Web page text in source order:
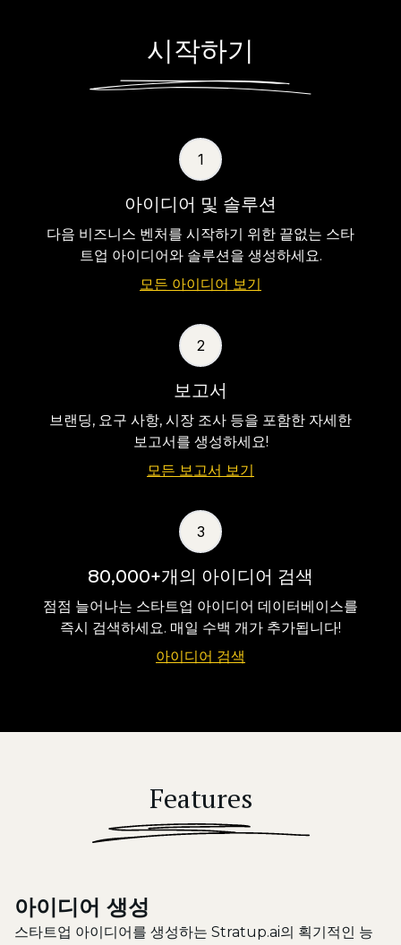
시작하기
1
아이디어 및 솔루션
다음 비즈니스 벤처를 시작하기 위한 끝없는 스타
트업 아이디어와 솔루션을 생성하세요.
모든 아이디어 보기
2
보고서
브랜딩, 요구 사항, 시장 조사 등을 포함한 자세한
보고서를 생성하세요!
모든 보고서 보기
3
80,000+개의 아이디어 검색
점점 늘어나는 스타트업 아이디어 데이터베이스를
즉시 검색하세요. 매일 수백 개가 추가됩니다!
아이디어 검색
Features
아이디어 생성
스타트업 아이디어를 생성하는 Stratup.ai의 획기적인 능